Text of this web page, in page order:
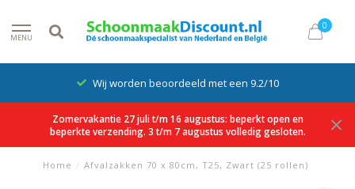
MENU
0
Wij worden beoordeeld met een 9.2/10
Zomervakantie 27 juli t/m 16 augustus: beperkt open en
beperkte verzending. 3 t/m 7 augustus volledig gesloten.
Home / Afvalzakken 70 x 80cm, T25, Zwart (25 rollen)